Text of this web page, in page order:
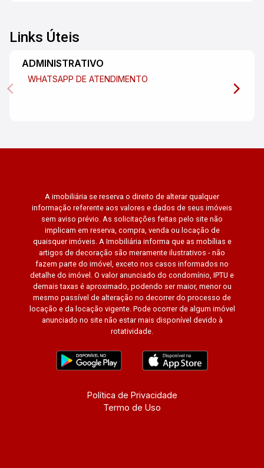
Links Úteis
ADMINISTRATIVO
WHATSAPP DE ATENDIMENTO
A imobiliária se reserva o direito de alterar qualquer
informação referente aos valores e dados de seus imóveis
sem aviso prévio. As solicitações feitas pelo site não
implicam em reserva, compra, venda ou locação de
quaisquer imóveis. A Imobiliária informa que as mobílias e
artigos de decoração são meramente ilustrativos - não
fazem parte do imóvel, exceto nos casos informados no
detalhe do imóvel. O valor anunciado do condomínio, IPTU e
demais taxas é aproximado, podendo ser maior, menor ou
mesmo passível de alteração no decorrer do processo de
locação e da locação vigente. Pode ocorrer de algum imóvel
anunciado no site não estar mais disponível devido à
rotatividade.
Política de Privacidade
Termo de Uso